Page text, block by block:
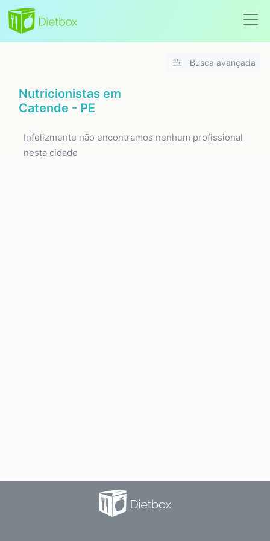
Busca avançada
Nutricionistas em
Catende - PE
Infelizmente não encontramos nenhum profissional
nesta cidade